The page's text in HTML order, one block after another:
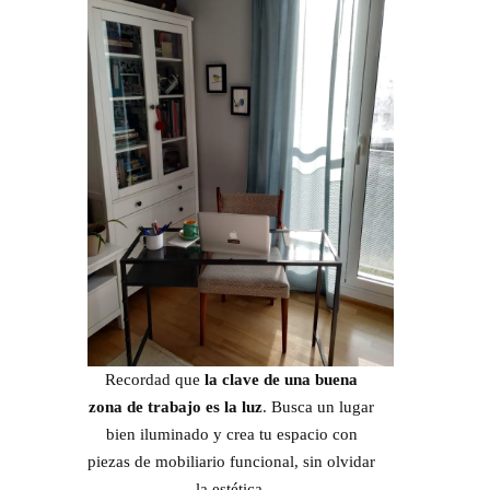
Recordad que la clave de una buena
zona de trabajo es la luz. Busca un lugar
bien iluminado y crea tu espacio con
piezas de mobiliario funcional, sin olvidar